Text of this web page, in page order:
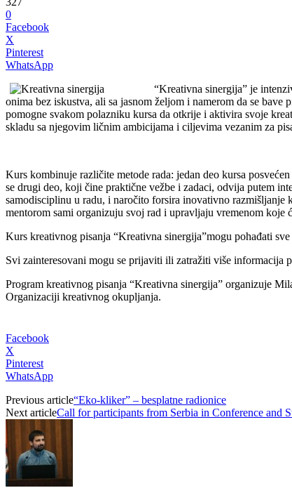
0
Facebook
X
Pinterest
WhatsApp
“Kreativna sinergija” je
onima bez iskustva, ali sa jasnom željom i namerom da se
pomogne svakom polazniku kursa da otkrije i aktivira svoje
skladu sa njegovim ličnim ambicijama i ciljevima vezanim za
Kurs kombinuje različite metode rada: jedan deo kursa
se drugi deo, koji čine praktične vežbe i zadaci, odvija putem
samodisciplinu u radu, i naročito forsira inovativno razmišljanje
mentorom sami organizuju svoj rad i upravljaju vremenom koje
Kurs kreativnog pisanja “Kreativna sinergija”mogu pohađati
Svi zainteresovani mogu se prijaviti ili zatražiti više informacija
Program kreativnog pisanja “Kreativna sinergija” organizuje
Organizaciji kreativnog okupljanja.
Facebook
X
Pinterest
WhatsApp
Previous article“Eko-kliker” – besplatne radionice
Next articleCall for participants from Serbia in Conference and